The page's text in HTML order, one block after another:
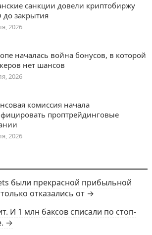
санкции довели криптобиржу
до закрытия
2026
началась война бонусов, в которой
нет шансов
2026
комиссия начала
проптрейдинговые
2026
были прекрасной прибыльной
отказались от →
И 1 млн баксов списали по стоп-
→